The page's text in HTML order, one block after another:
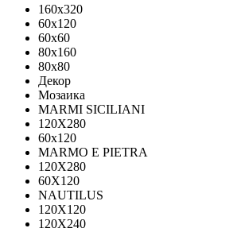
160x320
60x120
60x60
80x160
80x80
Декор
Мозаика
MARMI SICILIANI
120Х280
60x120
MARMO E PIETRA
120X280
60X120
NAUTILUS
120X120
120X240